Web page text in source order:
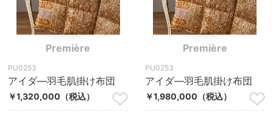
Première
PU0253
アイダ―羽毛肌掛け布団
￥1,320,000 （税込）
Première
PU0253
アイダ―羽毛肌掛け布団
￥1,980,000 （税込）